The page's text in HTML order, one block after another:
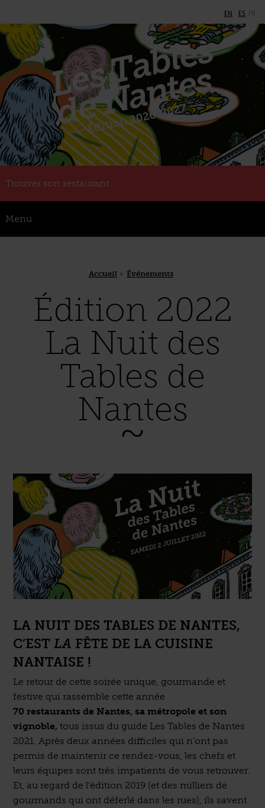
EN ES FR
Trouver son restaurant...
Menu
Accueil Événements
Édition 2022
La Nuit des
Tables de
Nantes
LA NUIT DES TABLES DE NANTES,
C’ESTLA FÊTE DE LA CUISINE
NANTAISE !
Le retour de cette soirée unique, gourmande et
festive qui rassemble cette année
70 restaurants de Nantes, sa métropole et son
vignoble, tous issus du guide Les Tables de Nantes
2021. Après deux années difficiles qui n’ont pas
permis de maintenir ce rendez-vous, les chefs et
leurs équipes sont très impatients de vous retrouver.
Et, au regard de l’édition 2019 (et des milliers de
gourmands qui ont déferlé dans les rues), ils savent